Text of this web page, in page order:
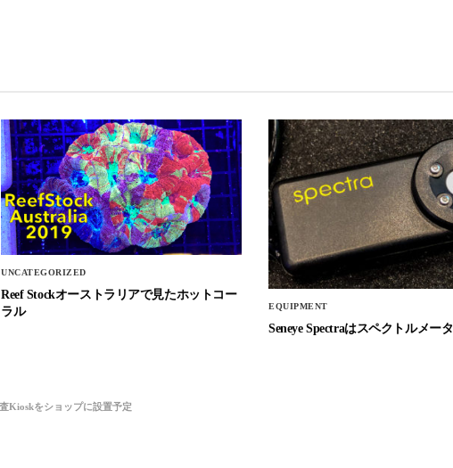
UNCATEGORIZED
Reef Stockオーストラリアで見たホットコー
ラル
EQUIPMENT
Seneye Spectraはスペクトルメータ
Kioskをショップに設置予定